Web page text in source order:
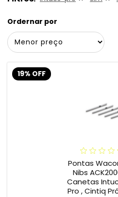
Ordernar por
19% OFF
Pontas
Nibs
Canetas
Pro , Cintiq